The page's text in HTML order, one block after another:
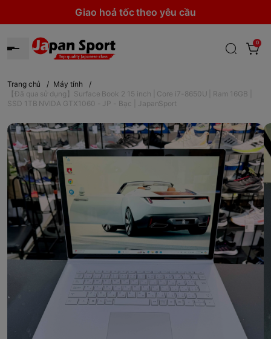
Giao hoả tốc theo yêu cầu
0
Trang chủ / Máy tính
/
【Đã qua sử dụng】Surface Book 2 15 inch | Core i7-8650U | Ram 16GB |
SSD 1TB NVIDA GTX1060 - JP - Bạc | JapanSport